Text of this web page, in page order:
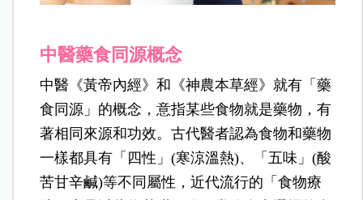
中醫藥食同源概念
中醫《黃帝內經》和《神農本草經》就有「藥
食同源」的概念，意指某些食物就是藥物，有
著相同來源和功效。古代醫者認為食物和藥物
一樣都具有「四性」(寒涼溫熱)、「五味」(酸
苦甘辛鹹)等不同屬性，近代流行的「食物療